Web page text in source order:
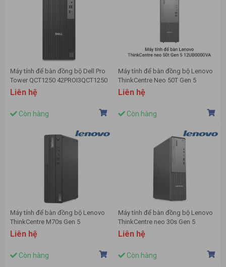
Máy tính để bàn đồng bộ Dell Pro
Tower QCT1250 42PROI3QCT1250
(Intel Core i3-14100/8GB
RAM/512GB SSD/Intel UHD
Home)
Liên hệ
Còn hàng
Máy tính để bàn đồng bộ Lenovo
ThinkCentre Neo 50T Gen 5
12UB0000VA (Intel Core i3-14100
| 8GB | 256GB | Intel UHD | WL/BT
Liên hệ
Còn hàng
Máy tính để bàn đồng bộ Lenovo
ThinkCentre M70s Gen 5
12U3000KVA (Intel Core i5-14400
| 8GB | 256GB | Intel UHD
Đen )
Liên hệ
Còn hàng
Máy tính để bàn đồng bộ Lenovo
ThinkCentre neo 30s Gen 5
13DG0001VA (Intel Core i5-
13420H | 8GB | 512GB | Intel UHD |
Liên hệ
Còn hàng